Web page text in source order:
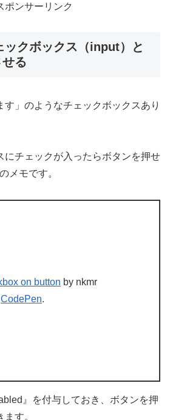
ポンサーリンク
ックボックス（input）と
る
す」のようなチェックボックスあり
にチェックが入ったらボタンを押せ
メモです。
on button by nkmr
CodePen.
』を付与しておき、ボタンを押
す。